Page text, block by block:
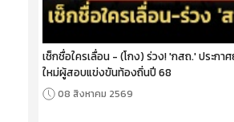
เช็กชื่อใครเลื่อน - (โกง) ร่วง! 'กสถ.' ประก
ใหม่ผู้สอบแข่งขันท้องถิ่นปี 68
08 สิงหาคม 2569